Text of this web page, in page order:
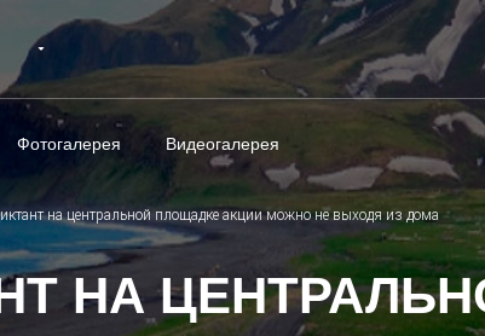
Фотогалерея Видеогалерея
на центральной площадке акции можно не выходя из дома
НА